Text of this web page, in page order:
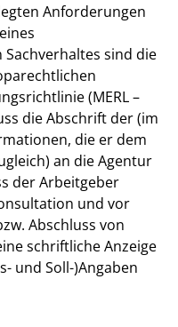
Anforderungen
sind die
(MERL –
die Abschrift der (im
die er dem
an die Agentur
der Arbeitgeber
und vor
Abschluss von
schriftliche Anzeige
und Soll-)Angaben